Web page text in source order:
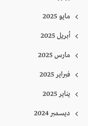
مايو 2025
أبريل 2025
مارس 2025
فبراير 2025
يناير 2025
ديسمبر 2024